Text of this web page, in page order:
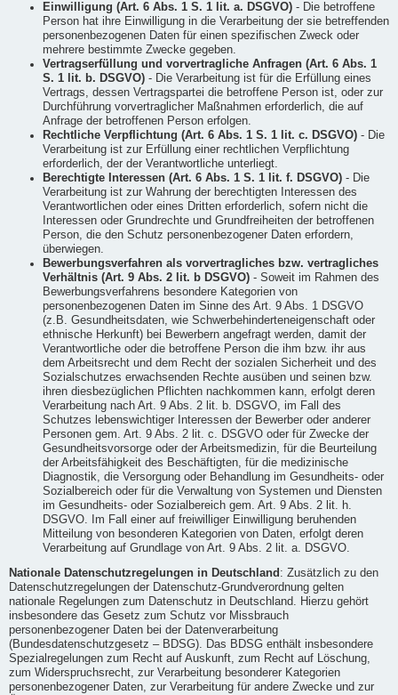
Einwilligung (Art. 6 Abs. 1 S. 1 lit. a. DSGVO)- Die betroffene
Person hat ihre Einwilligung in die Verarbeitung der sie betreffenden
personenbezogenen Daten für einen spezifischen Zweck oder
mehrere bestimmte Zwecke gegeben.
Vertragserfüllung und vorvertragliche Anfragen (Art. 6 Abs. 1
S. 1 lit. b. DSGVO)- Die Verarbeitung ist für die Erfüllung eines
Vertrags, dessen Vertragspartei die betroffene Person ist, oder zur
Durchführung vorvertraglicher Maßnahmen erforderlich, die auf
Anfrage der betroffenen Person erfolgen.
Rechtliche Verpflichtung (Art. 6 Abs. 1 S. 1 lit. c. DSGVO)- Die
Verarbeitung ist zur Erfüllung einer rechtlichen Verpflichtung
erforderlich, der der Verantwortliche unterliegt.
Berechtigte Interessen (Art. 6 Abs. 1 S. 1 lit. f. DSGVO)- Die
Verarbeitung ist zur Wahrung der berechtigten Interessen des
Verantwortlichen oder eines Dritten erforderlich, sofern nicht die
Interessen oder Grundrechte und Grundfreiheiten der betroffenen
Person, die den Schutz personenbezogener Daten erfordern,
überwiegen.
Bewerbungsverfahren als vorvertragliches bzw. vertragliches
Verhältnis (Art. 9 Abs. 2 lit. b DSGVO)- Soweit im Rahmen des
Bewerbungsverfahrens besondere Kategorien von
personenbezogenen Daten im Sinne des Art. 9 Abs. 1 DSGVO
(z.B. Gesundheitsdaten, wie Schwerbehinderteneigenschaft oder
ethnische Herkunft) bei Bewerbern angefragt werden, damit der
Verantwortliche oder die betroffene Person die ihm bzw. ihr aus
dem Arbeitsrecht und dem Recht der sozialen Sicherheit und des
Sozialschutzes erwachsenden Rechte ausüben und seinen bzw.
ihren diesbezüglichen Pflichten nachkommen kann, erfolgt deren
Verarbeitung nach Art. 9 Abs. 2 lit. b. DSGVO, im Fall des
Schutzes lebenswichtiger Interessen der Bewerber oder anderer
Personen gem. Art. 9 Abs. 2 lit. c. DSGVO oder für Zwecke der
Gesundheitsvorsorge oder der Arbeitsmedizin, für die Beurteilung
der Arbeitsfähigkeit des Beschäftigten, für die medizinische
Diagnostik, die Versorgung oder Behandlung im Gesundheits- oder
Sozialbereich oder für die Verwaltung von Systemen und Diensten
im Gesundheits- oder Sozialbereich gem. Art. 9 Abs. 2 lit. h.
DSGVO. Im Fall einer auf freiwilliger Einwilligung beruhenden
Mitteilung von besonderen Kategorien von Daten, erfolgt deren
Verarbeitung auf Grundlage von Art. 9 Abs. 2 lit. a. DSGVO.
Nationale Datenschutzregelungen in Deutschland : Zusätzlich zu den
Datenschutzregelungen der Datenschutz-Grundverordnung gelten
nationale Regelungen zum Datenschutz in Deutschland. Hierzu gehört
insbesondere das Gesetz zum Schutz vor Missbrauch
personenbezogener Daten bei der Datenverarbeitung
(Bundesdatenschutzgesetz – BDSG). Das BDSG enthält insbesondere
Spezialregelungen zum Recht auf Auskunft, zum Recht auf Löschung,
zum Widerspruchsrecht, zur Verarbeitung besonderer Kategorien
personenbezogener Daten, zur Verarbeitung für andere Zwecke und zur